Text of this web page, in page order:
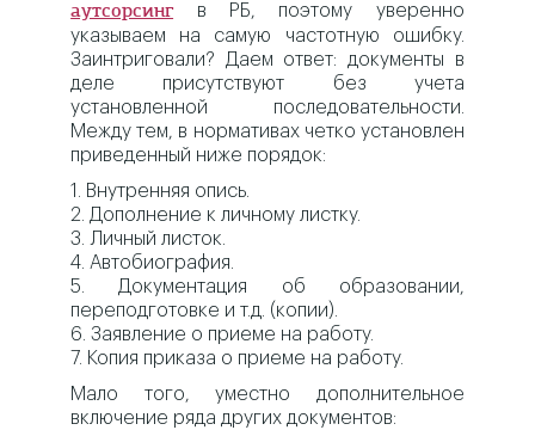
аутсорсингв РБ, поэтому уверенно
указываем на самую частотную ошибку.
Заинтриговали? Даем ответ: документы в
деле присутствуют без учета
установленной последовательности.
Между тем, в нормативах четко установлен
приведенный ниже порядок:
1. Внутренняя опись.
2. Дополнение к личному листку.
3. Личный листок.
4. Автобиография.
5. Документация об образовании,
переподготовке и т.д. (копии).
6. Заявление о приеме на работу.
7. Копия приказа о приеме на работу.
Мало того, уместно дополнительное
включение ряда других документов: